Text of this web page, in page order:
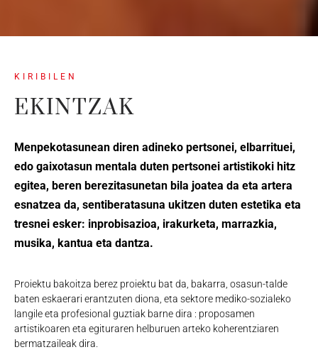
KIRIBILEN
EKINTZAK
Menpekotasunean diren adineko pertsonei, elbarrituei,
edo gaixotasun mentala duten pertsonei artistikoki hitz
egitea, beren berezitasunetan bila joatea da eta artera
esnatzea da, sentiberatasuna ukitzen duten estetika eta
tresnei esker: inprobisazioa, irakurketa, marrazkia,
musika, kantua eta dantza.
Proiektu bakoitza berez proiektu bat da, bakarra, osasun-talde
baten eskaerari erantzuten diona, eta sektore mediko-sozialeko
langile eta profesional guztiak barne dira : proposamen
artistikoaren eta egituraren helburuen arteko koherentziaren
bermatzaileak dira.